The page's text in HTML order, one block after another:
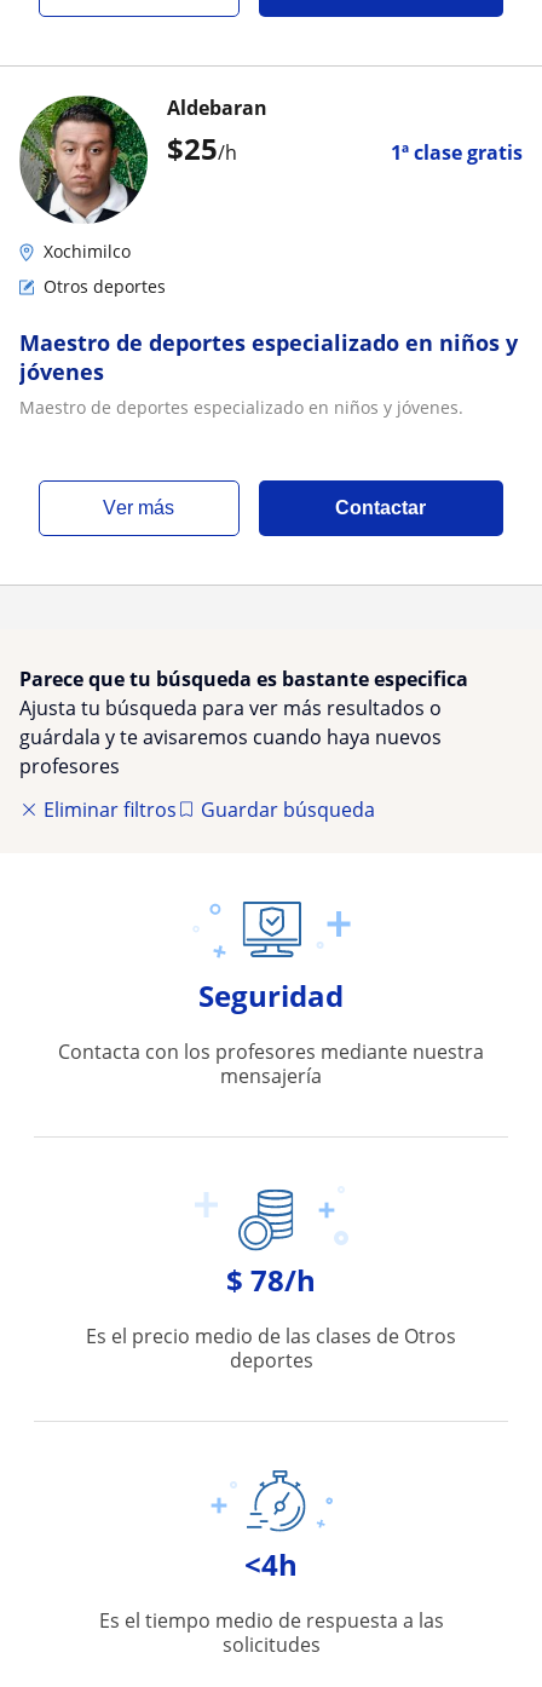
$25/h 1ª clase gratis
Aldebaran
Xochimilco
Otros deportes
Maestro de deportes especializado en niños y
jóvenes
Maestro de deportes especializado en niños y jóvenes.
ver más Contactar
Parece que tu búsqueda es bastante especifica
Ajusta tu búsqueda para ver más resultados o
guárdala y te avisaremos cuando haya nuevos
profesores
Eliminar filtros
Guardar búsqueda
Seguridad
Contacta con los profesores mediante nuestra
mensajería
$ 78/h
Es el precio medio de las clases de Otros
deportes
<4h
Es el tiempo medio de respuesta a las
solicitudes